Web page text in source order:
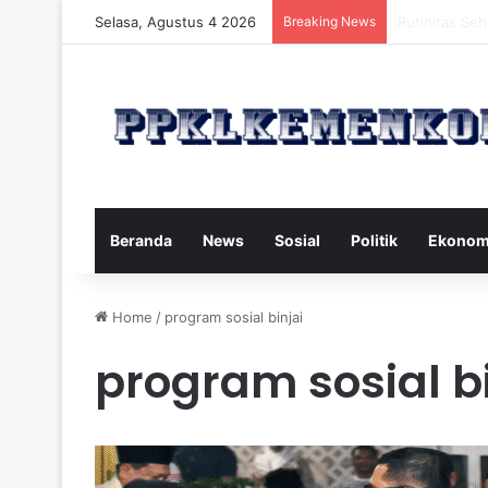
Selasa, Agustus 4 2026 Breaking News
Beranda News Sosial Politik
Home / program sosial binjai
program sosial